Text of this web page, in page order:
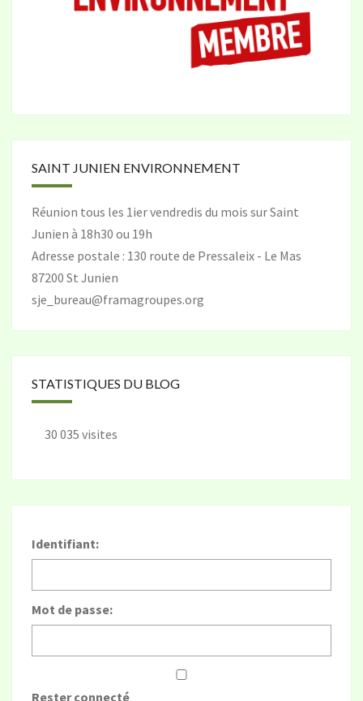
SAINT JUNIEN ENVIRONNEMENT
Réunion tous les 1ier vendredis du mois sur Saint
Junien à 18h30 ou 19h
Adresse postale : 130 route de Pressaleix - Le Mas
87200 St Junien
sje_bureau@framagroupes.org
STATISTIQUES DU BLOG
30 035 visites
Identifiant:
Mot de passe:
Rester connecté